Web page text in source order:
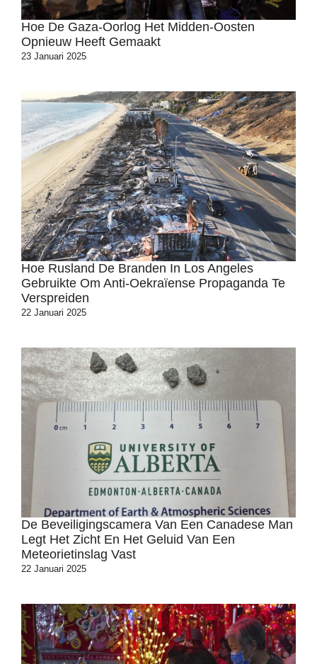
Hoe De Gaza-Oorlog Het Midden-Oosten
Opnieuw Heeft Gemaakt
23 Januari 2025
Hoe Rusland De Branden In Los Angeles
Gebruikte Om Anti-Oekraïense Propaganda Te
Verspreiden
22 Januari 2025
De Beveiligingscamera Van Een Canadese Man
Legt Het Zicht En Het Geluid Van Een
Meteorietinslag Vast
22 Januari 2025